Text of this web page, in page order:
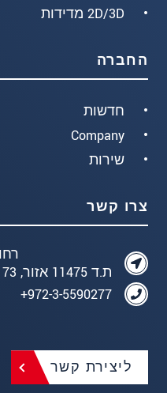
2D/3D מדידות
החברה
חדשות
Company
שירות
צרו קשר
ת.ד 11475 אזור, 5800173, ישראל
972-3-5590277+
ליצירת קשר